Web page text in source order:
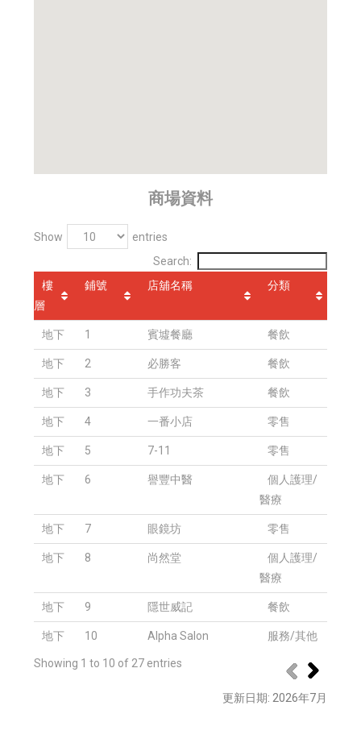
商場資料
Show
entries
Search:
樓
層
鋪號 店舖名稱 分類
地下 1 賓墟餐廳 餐飲
地下 2 必勝客 餐飲
地下 3 手作功夫茶 餐飲
地下 4 一番小店 零售
地下 5 7-11 零售
地下 6 譽豐中醫
個人護理/
醫療
地下 7 眼鏡坊 零售
地下 8 尚然堂
個人護理/
醫療
地下 9 隱世威記 餐飲
地下 10 Alpha Salon 服務/其他
Showing 1 to 10 of 27 entries
更新日期: 2026年7月